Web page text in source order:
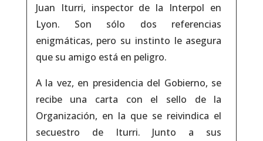
Juan Iturri, inspector de la Interpol en
Lyon. Son sólo dos referencias
enigmáticas, pero su instinto le asegura
que su amigo está en peligro.
A la vez, en presidencia del Gobierno, se
recibe una carta con el sello de la
Organización, en la que se reivindica el
secuestro de Iturri. Junto a sus